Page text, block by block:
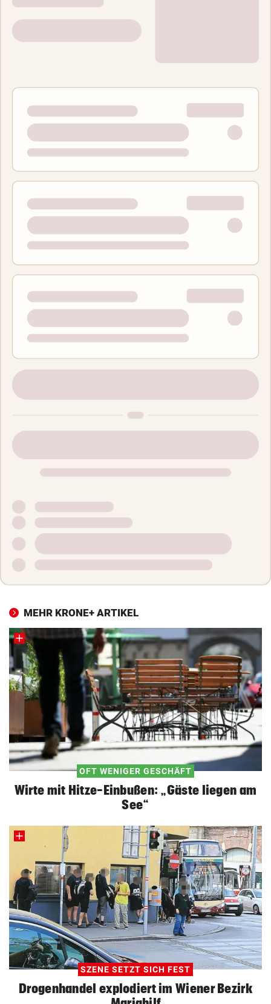
MEHR KRONE+ ARTIKEL
OFT WENIGER GESCHÄFT
Wirte mit Hitze-Einbußen: „Gäste liegen am
See“
SZENE SETZT SICH FEST
Drogenhandel explodiert im Wiener Bezirk